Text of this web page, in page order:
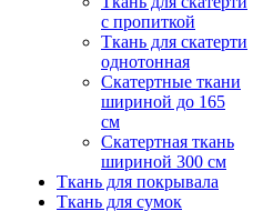
с пропиткой
Ткань для скатерти
однотонная
Скатертные ткани
шириной до 165
см
Скатертная ткань
шириной 300 см
Ткань для покрывала
Ткань для сумок